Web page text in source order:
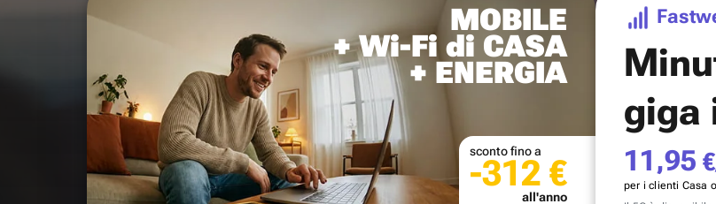
MOBILE
+ Wi-Fi di CASA
+ ENERGIA
sconto fino a
-312 €
all'anno
giga
11,95
per i clienti Casa